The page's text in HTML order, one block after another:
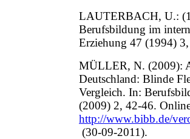
LAUTERBACH, U.:
Berufsbildung im
Erziehung 47 (1994)
MÜLLER, N. (2009):
Deutschland: Blinde
Vergleich. In:
(2009) 2, 42-46.
http://www.bibb.de/
(30-09-2011).